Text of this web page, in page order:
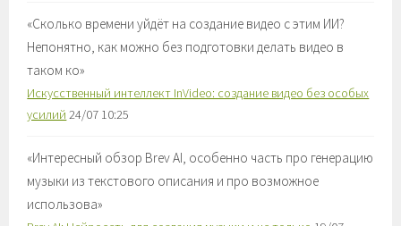
«Сколько времени уйдёт на создание видео с этим ИИ?
Непонятно, как можно без подготовки делать видео в
таком ко»
Искусственный интеллект InVideo: создание видео без особых
усилий 24/07 10:25
«Интересный обзор Brev AI, особенно часть про генерацию
музыки из текстового описания и про возможное
использова»